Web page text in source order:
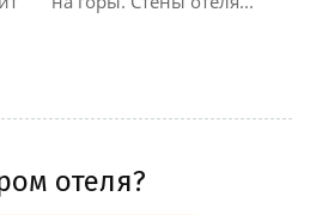
отеля?